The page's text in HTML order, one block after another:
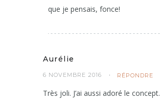
que je pensais, fonce!
Aurélie
6 NOVEMBRE 2016 RÉPONDRE
Très joli. J’ai aussi adoré le concept.